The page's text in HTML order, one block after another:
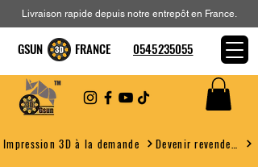
Impression 3D à la demande
Livraison rapide depuis notre entrepôt en France.
GSUN FRANCE 0545235055